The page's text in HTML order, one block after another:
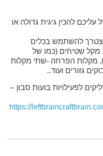
להכין גיגית גדולה או
להשתמש בכלים
מקל שטיחים (כמו של
מקלות הפרחה -שתי מקלות
גזורים ועוד..
לפעילויות בועות סבון –
https://